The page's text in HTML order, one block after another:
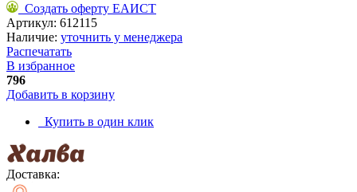
Создать оферту ЕАИСТ
Артикул: 612115
Наличие: уточнить у менеджера
Распечатать
В избранное
796
Добавить в корзину
Купить в один клик
Доставка: